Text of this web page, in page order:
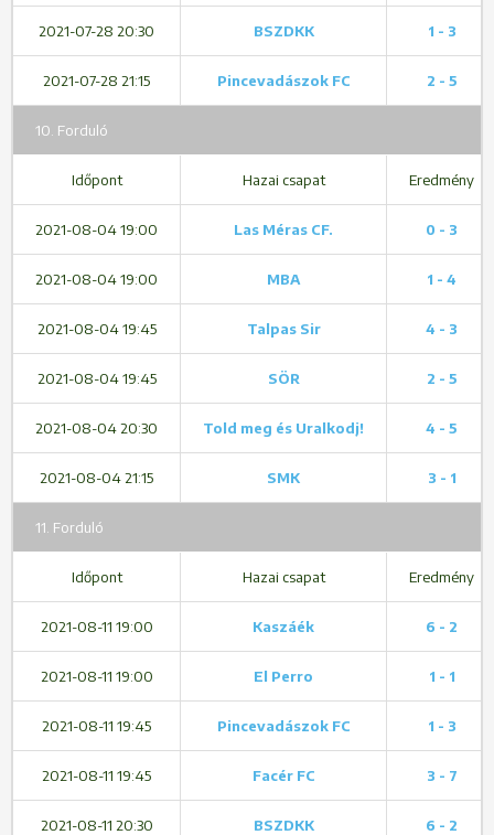
2021-07-28 20:30 BSZDKK 1 - 3
2021-07-28 21:15 Pincevadászok FC 2 - 5
10. Forduló
Időpont Hazai csapat Eredmény
2021-08-04 19:00 Las Méras CF. 0 - 3
2021-08-04 19:00 MBA 1 - 4
2021-08-04 19:45 Talpas Sir 4 - 3
2021-08-04 19:45 SÖR 2 - 5
2021-08-04 20:30 Told meg és Uralkodj! 4 - 5
2021-08-04 21:15 SMK 3 - 1
11. Forduló
Időpont Hazai csapat Eredmény
2021-08-11 19:00 Kaszáék 6 - 2
2021-08-11 19:00 El Perro 1 - 1
2021-08-11 19:45 Pincevadászok FC 1 - 3
2021-08-11 19:45 Facér FC 3 - 7
2021-08-11 20:30 BSZDKK 6 - 2